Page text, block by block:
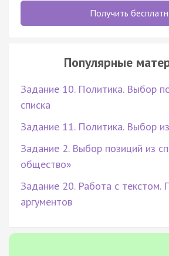
Получить
Популярные
Задание 10. Политика. Выбор
списка
Задание 11. Политика. Выбор
Задание 2. Выбор позиций из
общество»
Задание 20. Работа с текстом.
аргументов